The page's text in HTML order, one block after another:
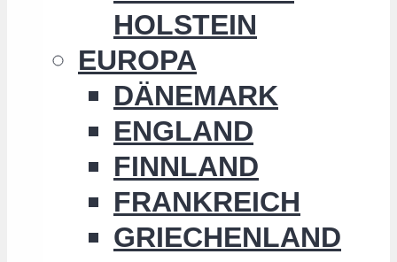
HOLSTEIN
EUROPA
DÄNEMARK
ENGLAND
FINNLAND
FRANKREICH
GRIECHENLAND